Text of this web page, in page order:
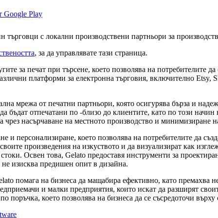
търговци с локални производствени партньори за
, за да управлявате тази страница.
за печат при търсене, което позволява на потребителите
платформи за електронна търговия, включително Etsy,
мрежа от печатни партньори, която осигурява бърза и
отпечатани по -близо до клиентите, като по този начин
насърчаване на местното производство и минимизиране
и персонализиране, което позволява на потребителите да
произведения на изкуството и да визуализират как
Освен това, Gelato предоставя инструменти за
изисква предишен опит в дизайна.
помага на бизнеса да мащабира ефективно, като премахва
и малки предприятия, които искат да разширят
поръчка, което позволява на бизнеса да се съсредоточи